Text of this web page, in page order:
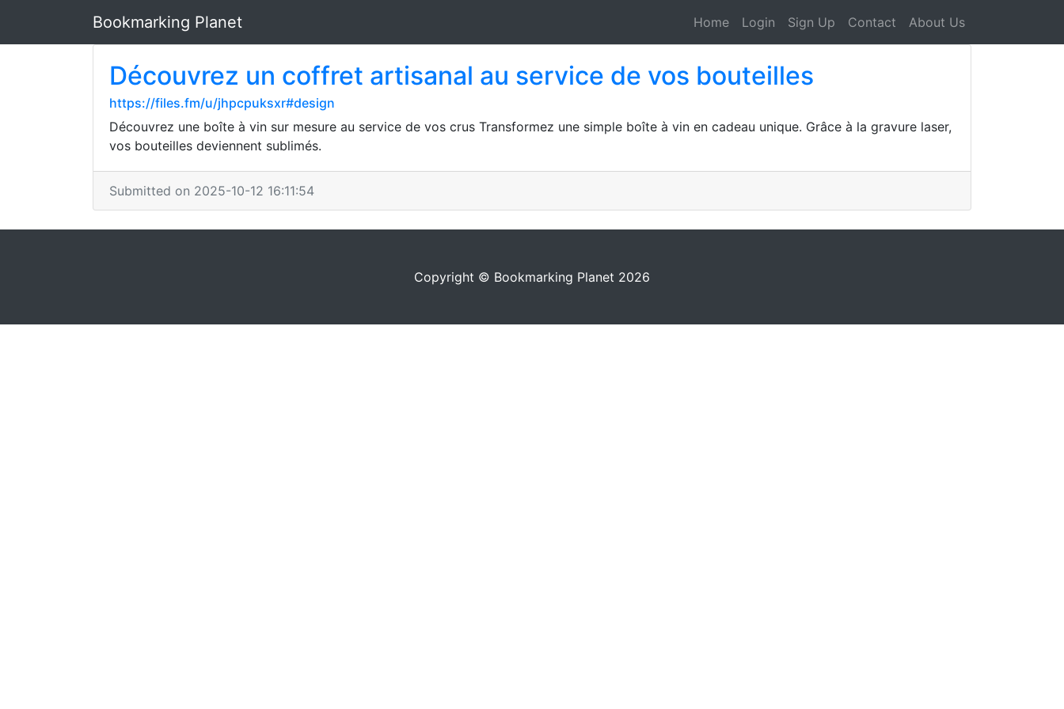
Bookmarking Planet Home Login Sign Up Contact About Us
Découvrez un coffret artisanal au service de vos bouteilles
https://files.fm/u/jhpcpuksxr#design
Découvrez une boîte à vin sur mesure au service de vos crus Transformez une simple boîte à vin en cadeau unique. Grâce à la gravure laser,
vos bouteilles deviennent sublimés.
Submitted on 2025-10-12 16:11:54
Copyright © Bookmarking Planet 2026